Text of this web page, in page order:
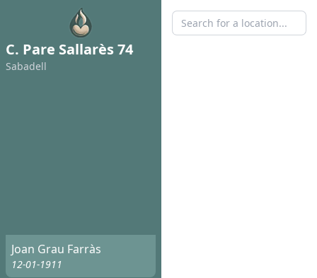
C. Pare Sallarès 74
Sabadell
Joan Grau Farràs
12-01-1911